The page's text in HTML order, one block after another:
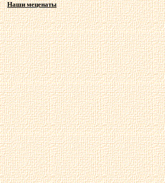
Наши меценаты